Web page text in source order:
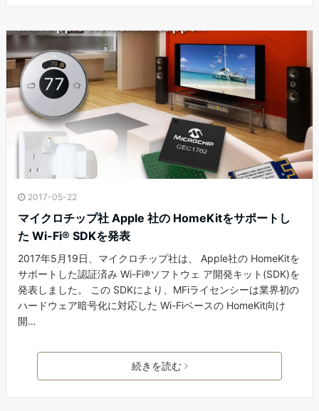
2017-05-22
マイクロチップ社 Apple 社の HomeKitをサポートし
た Wi-Fi® SDKを発表
2017年5月19日、マイクロチップ社は、 Apple社の HomeKitを
サポートした認証済み Wi-Fi®ソフトウェ ア開発キット(SDK)を
発表しました。 この SDKにより、MFiライセンシーは業界初の
ハードウェア暗号化に対応した Wi-Fiベースの HomeKit向け
開…
続きを読む